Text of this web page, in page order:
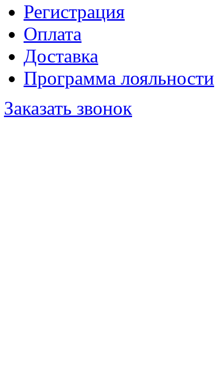
Регистрация
Оплата
Доставка
Программа лояльности
Заказать звонок